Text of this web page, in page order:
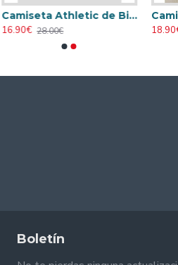
Camiseta Athletic de Bilbao 2024/2025 Alternativo
16.90€ 28.00€
Boletín